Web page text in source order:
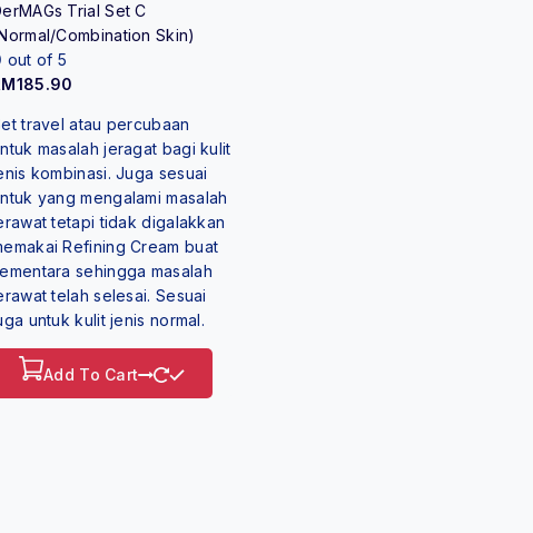
Trial Set C
Combination Skin)
out of 5
185.90
travel atau percubaan
masalah jeragat bagi kulit
kombinasi. Juga sesuai
yang mengalami masalah
tetapi tidak digalakkan
Refining Cream buat
sehingga masalah
telah selesai. Sesuai
untuk kulit jenis normal.
Add To Cart